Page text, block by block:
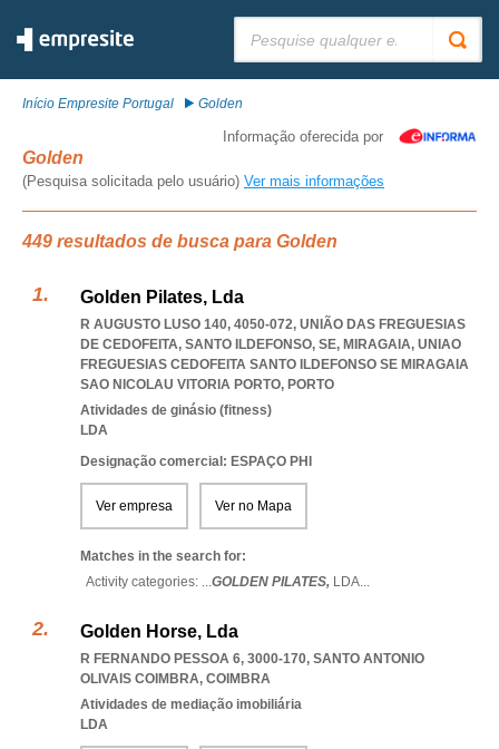
Início Empresite Portugal Golden
Informação oferecida por
Golden
(Pesquisa solicitada pelo usuário) Ver mais informações
449 resultados de busca para Golden
Golden Pilates, Lda
R AUGUSTO LUSO 140, 4050-072, UNIÃO DAS FREGUESIAS
DE CEDOFEITA, SANTO ILDEFONSO, SE, MIRAGAIA, UNIAO
FREGUESIAS CEDOFEITA SANTO ILDEFONSO SE MIRAGAIA
SAO NICOLAU VITORIA PORTO, PORTO
Atividades de ginásio (fitness)
LDA
Designação comercial: ESPAÇO PHI
Ver empresa Ver no Mapa
Matches in the search for:
Activity categories: ...GOLDEN PILATES, LDA...
Golden Horse, Lda
R FERNANDO PESSOA 6, 3000-170, SANTO ANTONIO
OLIVAIS COIMBRA, COIMBRA
Atividades de mediação imobiliária
LDA